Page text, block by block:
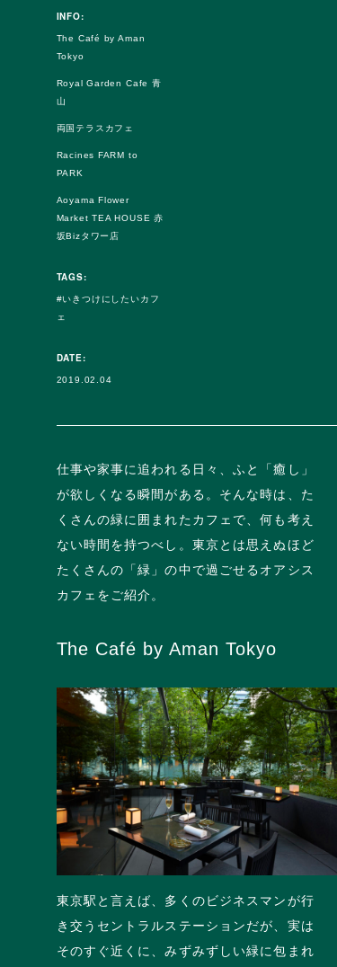
INFO:
The Café by Aman
Tokyo
Royal Garden Cafe 青
山
両国テラスカフェ
Racines FARM to
PARK
Aoyama Flower
Market TEA HOUSE 赤
坂Bizタワー店
TAGS:
いきつけにしたいカフ
ェ
DATE:
2019.02.04
仕事や家事に追われる日々、ふと「癒し」
が欲しくなる瞬間がある。そんな時は、た
くさんの緑に囲まれたカフェで、何も考え
ない時間を持つべし。東京とは思えぬほど
たくさんの「緑」の中で過ごせるオアシス
カフェをご紹介。
The Café by Aman Tokyo
東京駅と言えば、多くのビジネスマンが行
き交うセントラルステーションだが、実は
そのすぐ近くに、みずみずしい緑に包まれ